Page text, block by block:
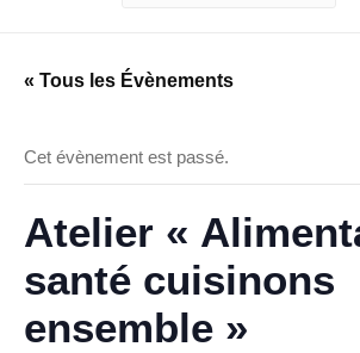
« Tous les Évènements
Cet évènement est passé.
Atelier «
santé cuisinons
ensemble »